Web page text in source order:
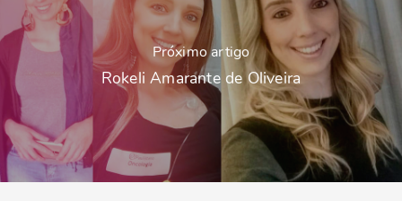
Próximo artigo
Rokeli Amarante de Oliveira